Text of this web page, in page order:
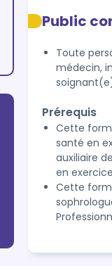
Public
Toute
médecin,
Prérequis
Cette
santé en
auxiliaire
en
Cette